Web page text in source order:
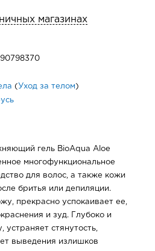
магазинах
( Уход за телом )
гель BioAqua Aloe
многофункциональное
для волос, а также кожи
бритья или депиляции.
прекрасно успокаивает ее,
и зуд. Глубоко и
устраняет стянутость,
выведения излишков